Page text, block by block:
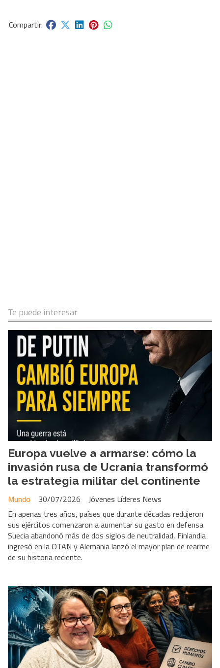
Te puede interesar
Europa vuelve a armarse: cómo la
invasión rusa de Ucrania transformó
la estrategia militar del continente
Jóvenes Líderes News
Mundo
30/07/2026
En apenas tres años, países que durante décadas redujeron
sus ejércitos comenzaron a aumentar su gasto en defensa.
Suecia abandonó más de dos siglos de neutralidad, Finlandia
ingresó en la OTAN y Alemania lanzó el mayor plan de rearme
de su historia reciente.